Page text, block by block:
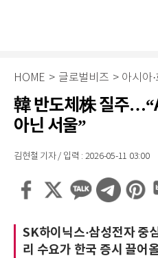
HOME > 글로벌비즈 > 아시아
韓 반도체株 질주
아닌 서울”
김현철 기자 / 입력 : 2026-05-11 03:00
SK하이닉스·삼성전자 중
리 수요가 한국 증시 끌어